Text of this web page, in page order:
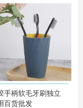
手柄软毛牙刷独立
百货批发